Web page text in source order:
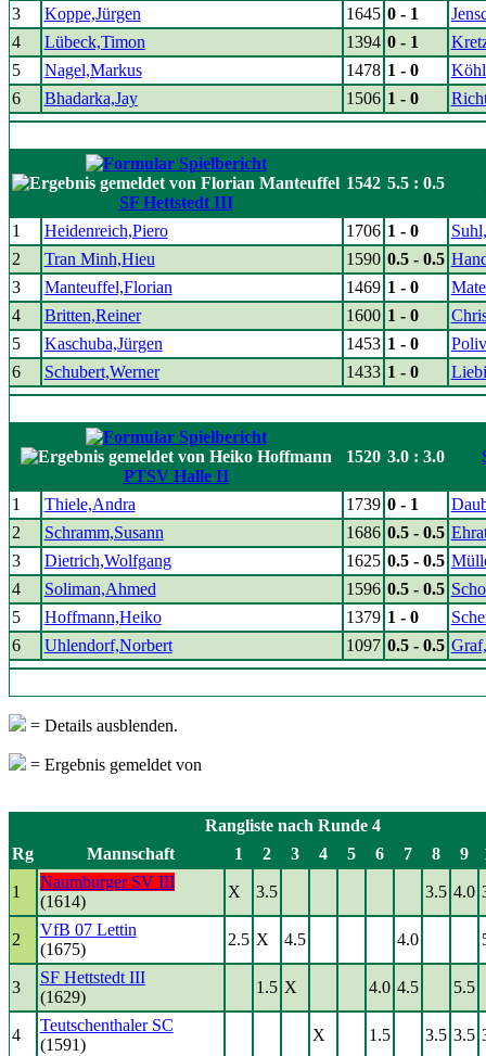
3
Koppe,Jürgen 1645 0 - 1
4
Lübeck,Timon 1394 0 - 1
5
Nagel,Markus 1478 1 - 0
6
Bhadarka,Jay 1506 1 - 0
SF Hettstedt III
1542 5.5 : 0.5
1 Heidenreich,Piero 1706 1 - 0
2
Tran Minh,Hieu 1590 0.5 - 0.5
3
Manteuffel,Florian 1469 1 - 0
4
Britten,Reiner 1600 1 - 0
5
Kaschuba,Jürgen 1453 1 - 0
6
Schubert,Werner 1433 1 - 0
PTSV Halle II
1520 3.0 : 3.0
1 Thiele,Andra 1739 0 - 1
2
Schramm,Susann 1686 0.5 - 0.5
3
Dietrich,Wolfgang 1625 0.5 - 0.5
4
Soliman,Ahmed 1596 0.5 - 0.5
5
Hoffmann,Heiko 1379 1 - 0
6
Uhlendorf,Norbert 1097 0.5 - 0.5
= Details ausblenden.
= Ergebnis gemeldet von
Rangliste nach Runde 4
Rg
Mannschaft 1 2 3 4 5 6 7 8 9
1
Naumburger SV III
(1614)
X 3.5 3.5 4.0
2
VfB 07 Lettin
(1675)
2.5 X 4.5 4.0
3
SF Hettstedt III
(1629)
1.5 X 4.0 4.5 5.5
4
Teutschenthaler SC
(1591)
X 1.5 3.5 3.5